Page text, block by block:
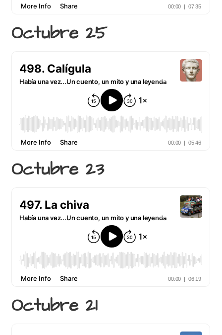
Octubre 25
Octubre 23
Octubre 21